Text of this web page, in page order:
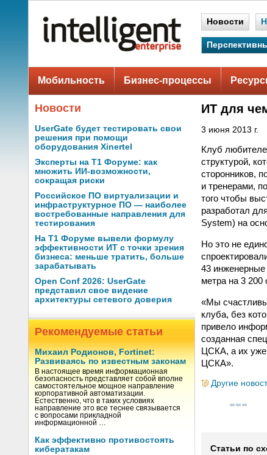
Новости
Мобильность Бизнес-процессы
Новости
UserGate будет тестировать свои
решения при помощи
оборудования Xinertel
Эксперты на Т1 Форуме: как
множить ИИ-возможности,
сокращая риски
Российское ПО виртуализации и
инфраструктурное ПО — наиболее
востребованные направления для
тестирования
На Т1 Форуме вывели формулу
эффективности ИТ с точки зрения
бизнеса: меньше тратить, больше
зарабатывать
Open Conf 2026: UserGate
представил свое видение
архитектуры сетевого доверия
Рекомендуемые статьи
Михаил Родионов, Fortinet:
Развиваясь по известным законам
В настоящее время информационная
безопасность представляет собой вполне
самостоятельное мощное направление
корпоративной автоматизации.
Естественно, что в таких условиях
направление это все теснее связывается
с вопросами прикладной
информационной …
Как эффективно противостоять
кибератакам
ИТ для
3 июня 2013 г.
Клуб
структурой,
сторонников,
и тренерами,
того чтобы
разработал
System) на
Но это не
43 инженерные
метра на 3 200
«Мы
клуба, без
привело
созданная
ЦСКА, а их уже
ЦСКА».
Другие
Статьи по